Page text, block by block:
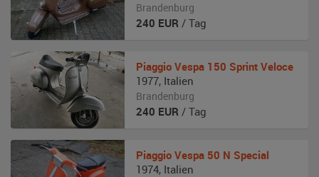
Brandenburg
240 EUR / Tag
Piaggio Vespa 150 Sprint Veloce
1977, Italien
Brandenburg
240 EUR / Tag
Piaggio Vespa 50 N Special
1974, Italien